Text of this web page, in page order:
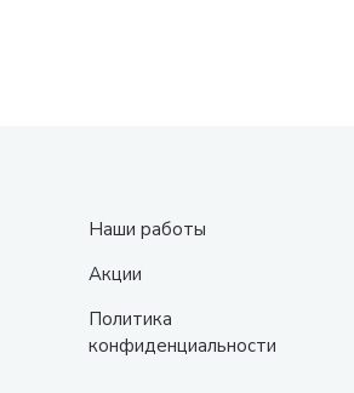
Наши работы
Акции
Политика
конфиденциальности